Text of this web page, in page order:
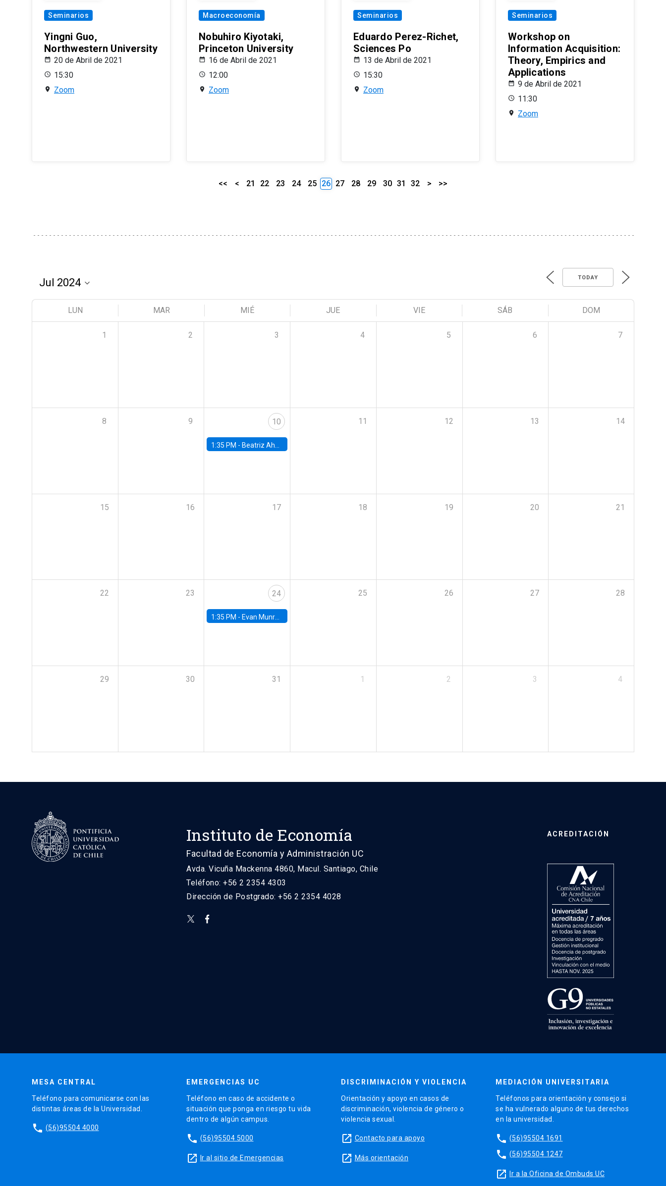
Seminarios
Yingni Guo,
Northwestern University
20 de Abril de 2021
15:30
Zoom
Macroeconomía
Nobuhiro Kiyotaki,
Princeton University
16 de Abril de 2021
12:00
Zoom
Seminarios
Eduardo Perez-Richet,
Sciences Po
13 de Abril de 2021
15:30
Zoom
Seminarios
Workshop on
Information Acquisition:
Theory, Empirics and
Applications
9 de Abril de 2021
11:30
Zoom
<< < 21 22 23 24 25 26 27 28 29 30 31 32 > >>
TODAY
LUN MAR MIÉ JUE VIE SÁB DOM
1 2 3 4 5 6 7
8 9 10
1:35 PM - Beatriz Ahumada, PhD candidate, Universidad de Pittsburgh
11 12 13 14
15 16 17 18 19 20 21
22 23 24
1:35 PM - Evan Munro, Neyman Visiting Assistant Professor in the Department of Statistics at UC Berkeley
25 26 27 28
29 30 31 1 2 3 4
Instituto de Economía
Facultad de Economía y Administración UC
Avda. Vicuña Mackenna 4860, Macul. Santiago, Chile
Teléfono: +56 2 2354 4303
Dirección de Postgrado: +56 2 2354 4028
ACREDITACIÓN
MESA CENTRAL
Teléfono para comunicarse con las
distintas áreas de la Universidad.
phone (56)95504 4000
EMERGENCIAS UC
Teléfono en caso de accidente o
situación que ponga en riesgo tu vida
dentro de algún campus.
phone (56)95504 5000
launch Ir al sitio de Emergencias
DISCRIMINACIÓN Y VIOLENCIA
Orientación y apoyo en casos de
discriminación, violencia de género o
violencia sexual.
launch Contacto para apoyo
launch Más orientación
MEDIACIÓN UNIVERSITARIA
Teléfonos para orientación y consejo si
se ha vulnerado alguno de tus derechos
en la universidad.
phone (56)95504 1691
phone (56)95504 1247
launch Ir a la Oficina de Ombuds UC